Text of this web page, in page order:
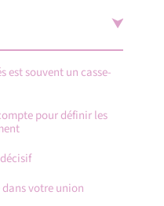
est souvent un casse-
pour définir les
votre union